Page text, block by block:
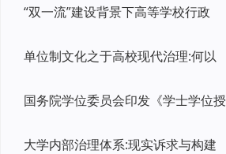
“双一流”建设背景下高等学校行政
单位制文化之于高校现代治理:何以
国务院学位委员会印发《学士学位授
大学内部治理体系:现实诉求与构建